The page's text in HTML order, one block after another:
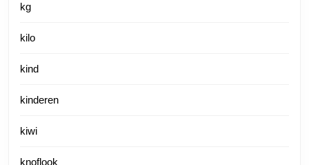
kg
kilo
kind
kinderen
kiwi
knoflook